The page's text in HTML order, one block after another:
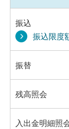
振込
振込限度
振替
残高照会
入出金明細照